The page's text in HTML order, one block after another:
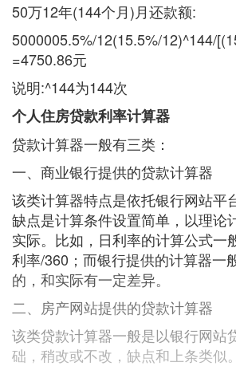
50万12年(144个月)月还款额:
5000005.5%/12(15.5%/12)^144/
=4750.86元
说明:^144为144次
个人住房贷款利率计算器
贷款计算器一般有三类：
一、商业银行提供的贷款计算器
该类计算器特点是依托银行网站平
缺点是计算条件设置简单，以理论
实际。比如，日利率的计算公式一
利率/360；而银行提供的计算器一
的，和实际有一定差异。
二、房产网站提供的贷款计算器
该类贷款计算器一般是以银行网站
础，稍改或不改，缺点和上条类似。